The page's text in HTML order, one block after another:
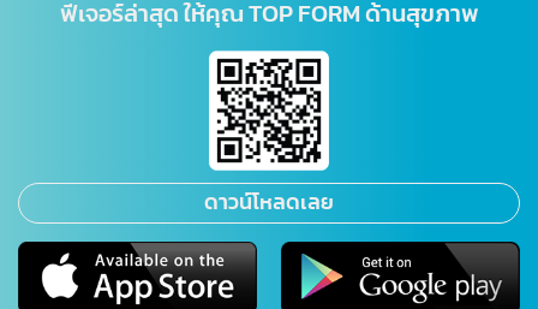
ฟีเจอร์ล่าสุด ให้คุณ TOP FORM ด้านสุขภาพ
ดาวน์โหลดเลย